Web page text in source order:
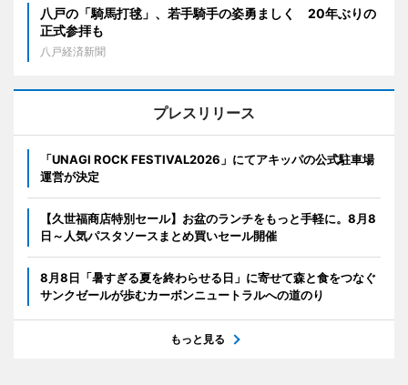
八戸の「騎馬打毬」、若手騎手の姿勇ましく 20年ぶりの
正式参拝も
八戸経済新聞
プレスリリース
「UNAGI ROCK FESTIVAL2026」にてアキッパの公式駐車場
運営が決定
【久世福商店特別セール】お盆のランチをもっと手軽に。8月8
日～人気パスタソースまとめ買いセール開催
8月8日「暑すぎる夏を終わらせる日」に寄せて森と食をつなぐ
サンクゼールが歩むカーボンニュートラルへの道のり
もっと見る